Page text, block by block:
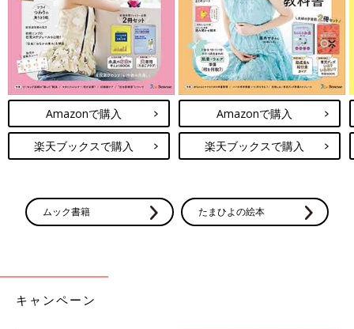
Amazonで購入
楽天ブックスで購入
Amazonで購入
楽天ブックスで購入
ムック書籍 たまひよの絵本
キャンペーン